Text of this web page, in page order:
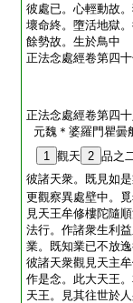
彼處已。心輕動故
壞命終。墮活地獄
餘勢故。生於鳥中
正法念處經卷第四
正法念處經卷第四
元魏＊婆羅門瞿曇
1 觀天 2 品之
彼諸天衆。既見如
更觀察異處壁中。
見天王牟修樓陀隨
法行。作諸衆生利
業。既知業已不放
彼諸天衆觀見天主
作是念。此大天王
天王。見其往世於